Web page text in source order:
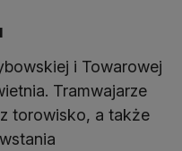
i Towarowej
Tramwajarze
torowisko, a także